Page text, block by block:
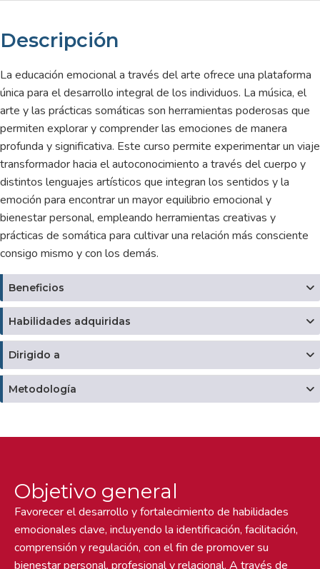
Descripción
La educación emocional a través del arte ofrece una plataforma
única para el desarrollo integral de los individuos. La música, el
arte y las prácticas somáticas son herramientas poderosas que
permiten explorar y comprender las emociones de manera
profunda y significativa. Este curso permite experimentar un viaje
transformador hacia el autoconocimiento a través del cuerpo y
distintos lenguajes artísticos que integran los sentidos y la
emoción para encontrar un mayor equilibrio emocional y
bienestar personal, empleando herramientas creativas y
prácticas de somática para cultivar una relación más consciente
consigo mismo y con los demás.
Beneficios
Habilidades adquiridas
Dirigido a
Metodología
Objetivo general
Favorecer el desarrollo y fortalecimiento de habilidades
emocionales clave, incluyendo la identificación, facilitación,
comprensión y regulación, con el fin de promover su
bienestar personal, profesional y relacional. A través de